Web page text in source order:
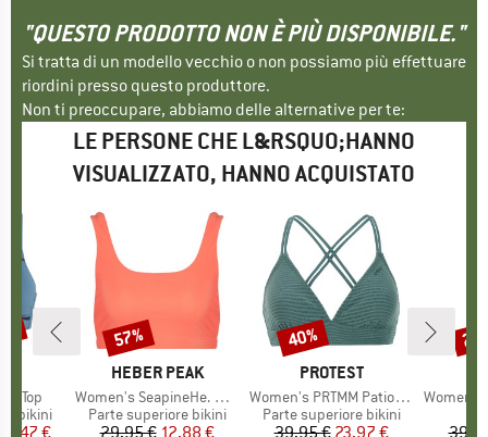
"QUESTO PRODOTTO NON È PIÙ DISPONIBILE."
Si tratta di un modello vecchio o non possiamo più effettuare
riordini presso questo produttore.
Non ti preoccupare, abbiamo delle alternative per te:
LE PERSONE CHE L&RSQUO;HANNO
VISUALIZZATO, HANNO ACQUISTATO
Top
bikini
MARCHIO
HEBER PEAK
Articolo
Women's SeapineHe. Bikini Top
Gruppo di prodotti
Parte superiore bikini
Sconto
57%
MARCHIO
PROTEST
Articolo
Women's PRTMM Patio Triangle
Gruppo di prodotti
Parte superiore bikini
Sconto
40%
Articolo
Women's